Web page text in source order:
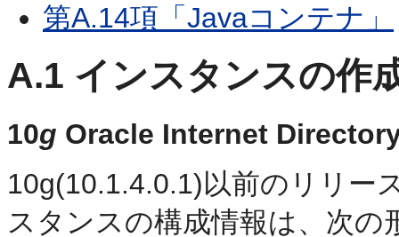
第A.14項「Javaコンテナ」
A.1 インスタンスの作
10g Oracle Internet
10g(10.1.4.0.1)以前のリリー
スタンスの構成情報は、次の